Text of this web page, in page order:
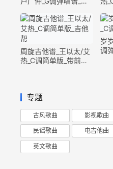
周旋吉他谱_王以太/艾
热_C调简单版_带前奏
岁
调
专题
古风歌曲 影视歌曲
民谣歌曲 电吉他曲
英文歌曲